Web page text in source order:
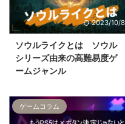
2023/10/8
ソウルライクとは ソウル
シリーズ由来の高難易度ゲ
ームジャンル
ゲームコラム